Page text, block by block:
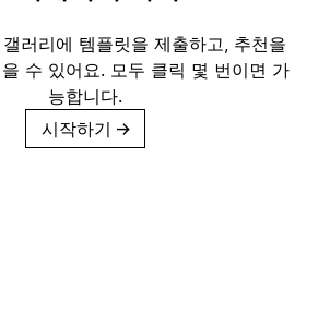
러리에 템플릿을 제출하고, 추천을
수 있어요. 모두 클릭 몇 번이면 가
능합니다.
시작하기 →